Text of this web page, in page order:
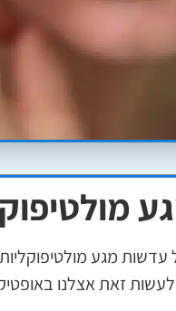
מגע
לעשות זאת אצלנו